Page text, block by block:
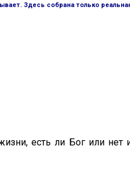
Здесь собрана только
есть ли Бог или нет